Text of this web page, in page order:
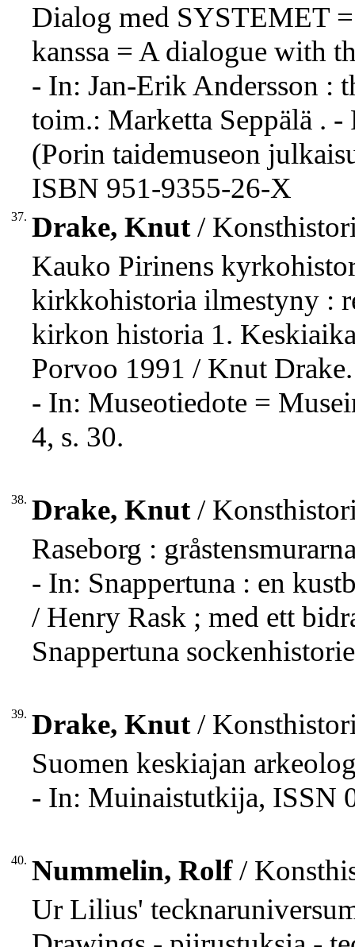
Dialog med SYSTEMET
kanssa = A dialogue with
- In: Jan-Erik Andersson :
toim.: Marketta Seppälä .
(Porin taidemuseon
ISBN 951-9355-26-X
37. Drake, Knut/
Kauko Pirinens
kirkkohistoria ilmestyny :
kirkon historia 1.
Porvoo 1991 / Knut Drake.
- In: Museotiedote =
4, s. 30.
38. Drake, Knut/
Raseborg :
- In: Snappertuna : en
/ Henry Rask ; med ett
Snappertuna
39. Drake, Knut/
Suomen keskiajan
- In: Muinaistutkija, ISSN
40. Nummelin, Rolf/
Ur Lilius'